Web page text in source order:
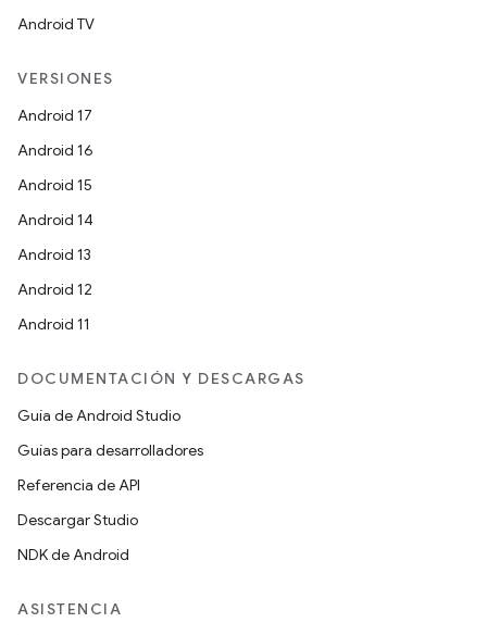
Android TV
VERSIONES
Android 17
Android 16
Android 15
Android 14
Android 13
Android 12
Android 11
DOCUMENTACIÓN Y DESCARGAS
Guía de Android Studio
Guías para desarrolladores
Referencia de API
Descargar Studio
NDK de Android
ASISTENCIA